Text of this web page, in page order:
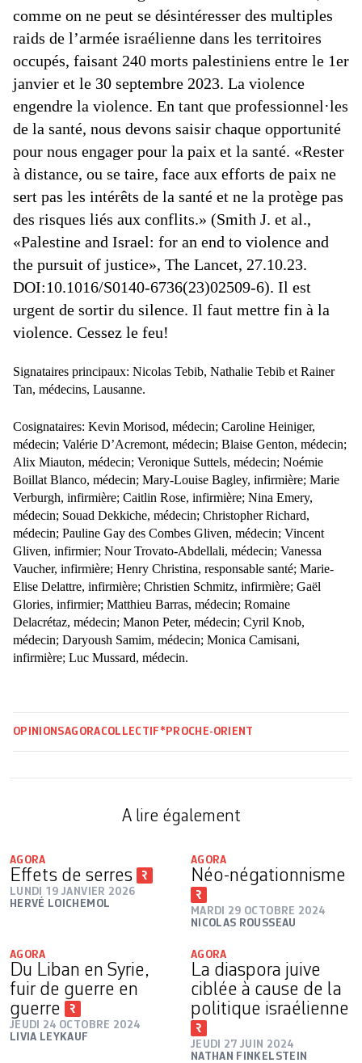
comme on ne peut se désintéresser des multiples
raids de l’armée israélienne dans les territoires
occupés, faisant 240 morts palestiniens entre le 1er
janvier et le 30 septembre 2023. La violence
engendre la violence. En tant que professionnel·les
de la santé, nous devons saisir chaque opportunité
pour nous engager pour la paix et la santé. «Rester
à distance, ou se taire, face aux efforts de paix ne
sert pas les intérêts de la santé et ne la protège pas
des risques liés aux conflits.» (Smith J. et al.,
«Palestine and Israel: for an end to violence and
the pursuit of justice», The Lancet, 27.10.23.
DOI:10.1016/S0140-6736(23)02509-6). Il est
urgent de sortir du silence. Il faut mettre fin à la
violence. Cessez le feu!
Signataires principaux: Nicolas Tebib, Nathalie Tebib et Rainer
Tan, médecins, Lausanne.
Cosignataires: Kevin Morisod, médecin; Caroline Heiniger,
médecin; Valérie D’Acremont, médecin; Blaise Genton, médecin;
Alix Miauton, médecin; Veronique Suttels, médecin; Noémie
Boillat Blanco, médecin; Mary-Louise Bagley, infirmière; Marie
Verburgh, infirmière; Caitlin Rose, infirmière; Nina Emery,
médecin; Souad Dekkiche, médecin; Christopher Richard,
médecin; Pauline Gay des Combes Gliven, médecin; Vincent
Gliven, infirmier; Nour Trovato-Abdellali, médecin; Vanessa
Vaucher, infirmière; Henry Christina, responsable santé; Marie-
Elise Delattre, infirmière; Christien Schmitz, infirmière; Gaël
Glories, infirmier; Matthieu Barras, médecin; Romaine
Delacrétaz, médecin; Manon Peter, médecin; Cyril Knob,
médecin; Daryoush Samim, médecin; Monica Camisani,
infirmière; Luc Mussard, médecin.
OPINIONSAGORACOLLECTIF* PROCHE-ORIENT
A lire également
AGORA
Effets de serres
LUNDI 19 JANVIER 2026
HERVÉ LOICHEMOL
AGORA
Néo-négationnisme
MARDI 29 OCTOBRE 2024
NICOLAS ROUSSEAU
AGORA
Du Liban en Syrie,
fuir de guerre en
guerre
JEUDI 24 OCTOBRE 2024
LIVIA LEYKAUF
AGORA
La diaspora juive
ciblée à cause de la
politique israélienne
JEUDI 27 JUIN 2024
NATHAN FINKELSTEIN